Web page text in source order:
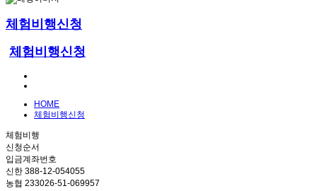
체험비행신청
체험비행신청
HOME
체험비행신청
체험비행
신청순서
입금계좌번호
신한 388-12-054055
농협 233026-51-069957